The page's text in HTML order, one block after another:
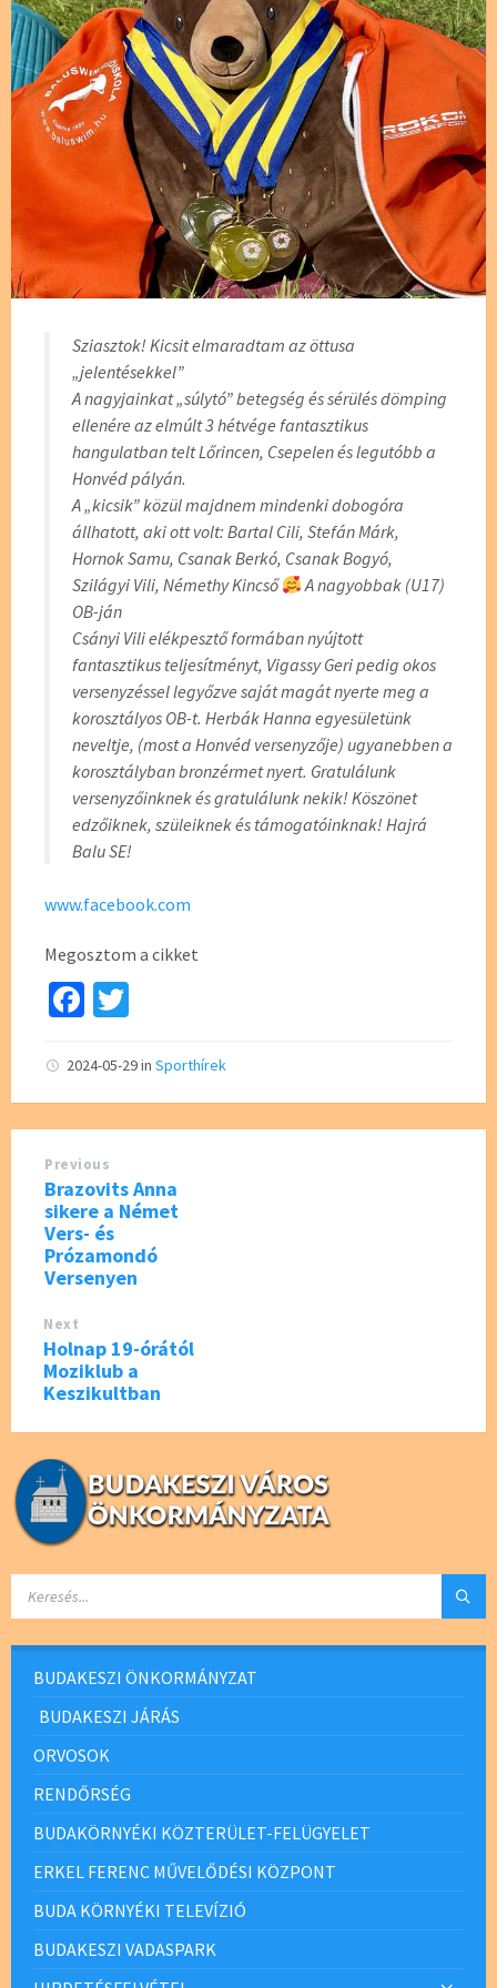
Sziasztok! Kicsit elmaradtam az öttusa
„jelentésekkel”
A nagyjainkat „súlytó” betegség és sérülés dömping
ellenére az elmúlt 3 hétvége fantasztikus
hangulatban telt Lőrincen, Csepelen és legutóbb a
Honvéd pályán.
A „kicsik” közül majdnem mindenki dobogóra
állhatott, aki ott volt: Bartal Cili, Stefán Márk,
Hornok Samu, Csanak Berkó, Csanak Bogyó,
Szilágyi Vili, Némethy Kincső
A nagyobbak (U17)
OB-ján
Csányi Vili elékpesztő formában nyújtott
fantasztikus teljesítményt, Vigassy Geri pedig okos
versenyzéssel legyőzve saját magát nyerte meg a
korosztályos OB-t. Herbák Hanna egyesületünk
neveltje, (most a Honvéd versenyzője) ugyanebben a
korosztályban bronzérmet nyert. Gratulálunk
versenyzőinknek és gratulálunk nekik! Köszönet
edzőiknek, szüleiknek és támogatóinknak! Hajrá
Balu SE!
www.facebook.com
Megosztom a cikket
Fa
b
o
o
k
tt
er
2024-05-29in Sporthírek
Previous
Brazovits Anna
sikere a Német
Vers- és
Prózamondó
Versenyen
Next
Holnap 19-órától
Moziklub a
Keszikultban
BUDAKESZI ÖNKORMÁNYZAT
BUDAKESZI JÁRÁS
ORVOSOK
RENDŐRSÉG
BUDAKÖRNYÉKI KÖZTERÜLET-FELÜGYELET
ERKEL FERENC MŰVELŐDÉSI KÖZPONT
BUDA KÖRNYÉKI TELEVÍZIÓ
BUDAKESZI VADASPARK